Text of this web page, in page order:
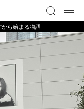
から始まる物語